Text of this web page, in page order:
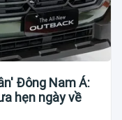
Đông Nam Á:
hẹn ngày về